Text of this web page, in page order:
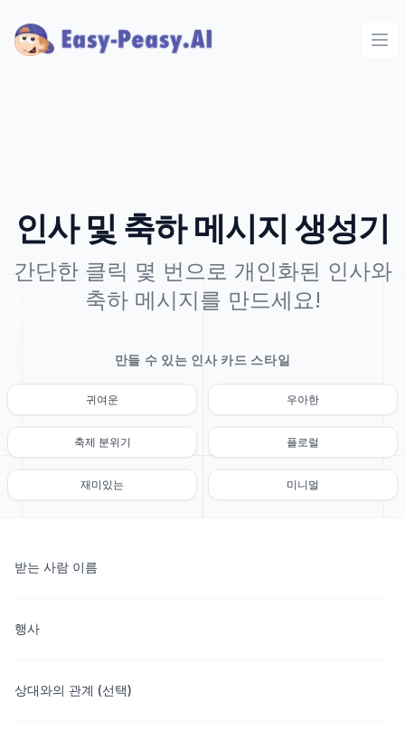
인사 및 축하 메시지 생성기
간단한 클릭 몇 번으로 개인화된 인사와
축하 메시지를 만드세요!
만들 수 있는 인사 카드 스타일
귀여운 우아한
축제 분위기 플로럴
재미있는 미니멀
받는 사람 이름
행사
상대와의 관계 (선택)